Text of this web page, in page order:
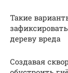
Такие
дереву вреда
Создавая